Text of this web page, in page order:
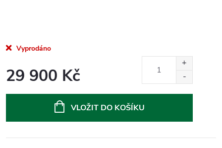
Vyprodáno
29 900 Kč
VLOŽIT DO KOŠÍKU